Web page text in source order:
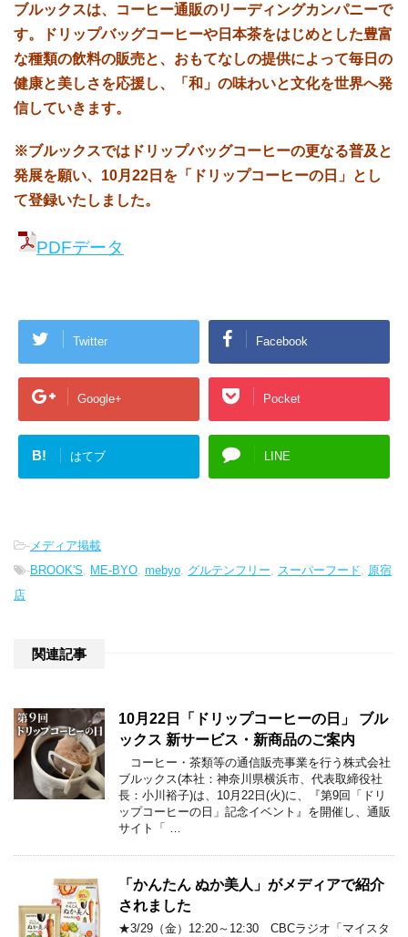
ブルックスは、コーヒー通販のリーディングカンパニーで
す。
ドリップバッグコーヒーや日本茶をはじめとした豊富
な種類の飲料の販売と、 おもてなしの提供によって毎日の
健康と美しさを応援し、
「和」の味わいと文化を世界へ発
信していきます。
※ブルックスではドリップバッグコーヒーの更なる普及と
発展を願い、 10月22日を「ドリップコーヒーの日」とし
て登録いたしました。
PDFデータ
Twitter Facebook
Google+ Pocket
B! はてブ LINE
- メディア掲載
-BROOK'S ME-BYO mebyo グルテンフリー スーパーフード
原宿
店
関連記事
10月22日「ドリップコーヒーの日」 ブル
ックス 新サービス・新商品のご案内
コーヒー・茶類等の通信販売事業を行う株式会社
ブルックス(本社：神奈川県横浜市、代表取締役社
長：小川裕子)は、10月22日(火)に、『第9回「ドリ
ップコーヒーの日」記念イベント』を開催し、通販
サイト「 …
「かんたん ぬか美人」がメディアで紹介
されました
★3/29（金）12:20～12:30 CBCラジオ「マイスタ